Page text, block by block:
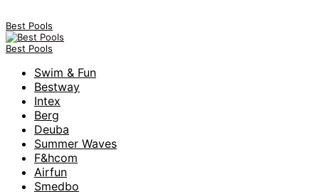
Best Pools
Best Pools
Swim & Fun
Bestway
Intex
Berg
Deuba
Summer Waves
F&hcom
Airfun
Smedbo